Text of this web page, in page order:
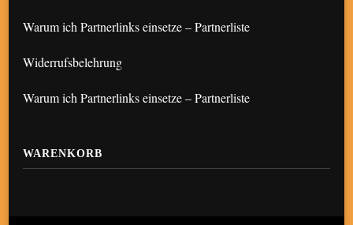
Warum ich Partnerlinks einsetze – Partnerliste
Widerrufsbelehrung
Warum ich Partnerlinks einsetze – Partnerliste
WARENKORB